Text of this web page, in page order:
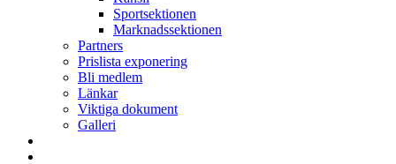
Sportsektionen
Marknadssektionen
Partners
Prislista exponering
Bli medlem
Länkar
Viktiga dokument
Galleri